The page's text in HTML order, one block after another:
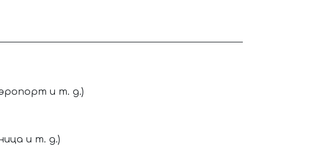
и т. д.)
и т. д.)